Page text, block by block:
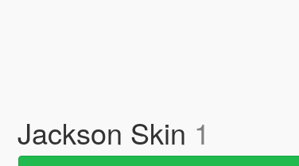
Jackson Skin 1